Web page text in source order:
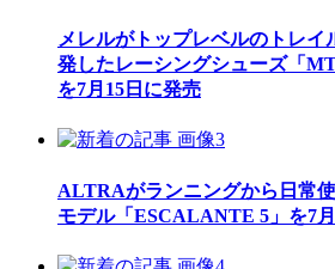
メレルがトップレベルのトレイ
発したレーシングシューズ「
を7月15日に発売
ALTRAがランニングから日常
モデル「ESCALANTE 5」を7